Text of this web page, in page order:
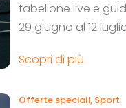
tabellone live e
29 giugno al 12
Scopri di più
Offerte speciali, Sport